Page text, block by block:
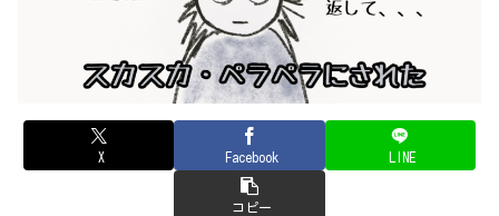
X Facebook LINE
コピー